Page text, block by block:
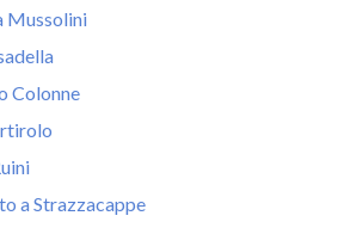
Mussolini
Colonne
a Strazzacappe